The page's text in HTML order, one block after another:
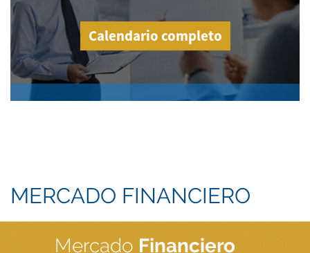
Calendario completo
MERCADO FINANCIERO
Mercado Financiero